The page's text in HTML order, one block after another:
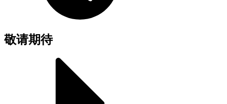
敬请期待